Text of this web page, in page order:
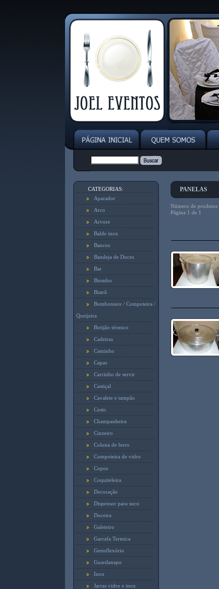
CATEGORIAS:
Aparador
Arco
Arvore
Balde inox
Bancos
Bandeja de Doces
Bar
Biombo
Bistrô
Bomboniere / Compoteira /
Queijeira
Botijão térmico
Cadeiras
Caminho
Capas
Carrinho de servir
Castiçal
Cavalete e tampão
Cesto
Champanheira
Cinzeiro
Coluna de ferro
Compoteira de vidro
Copos
Coquiteleira
Decoração
Dispensor para suco
Doceira
Galeteiro
Garrafa Termica
Genuflexório
Guardanapo
Inox
Jarras vidro e inox
PANELAS
Número de produtos
Página 1 de 1